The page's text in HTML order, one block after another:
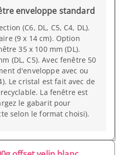
enveloppe standard
(C6, DL, C5, C4, DL).
(9 x 14 cm). Option
35 x 100 mm (DL).
(DL, C5). Avec fenêtre 50
d'enveloppe avec ou
Le cristal est fait avec de
La fenêtre est
le gabarit pour
selon le format choisi).